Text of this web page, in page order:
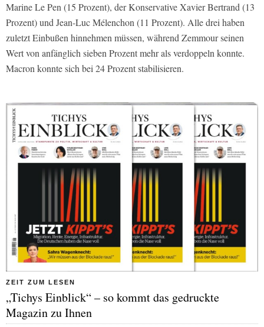
Marine Le Pen (15 Prozent), der Konservative Xavier Bertrand (13
Prozent) und Jean-Luc Mélenchon (11 Prozent). Alle drei haben
zuletzt Einbußen hinnehmen müssen, während Zemmour seinen
Wert von anfänglich sieben Prozent mehr als verdoppeln konnte.
Macron konnte sich bei 24 Prozent stabilisieren.
ZEIT ZUM LESEN
„Tichys Einblick“ – so kommt das gedruckte
Magazin zu Ihnen